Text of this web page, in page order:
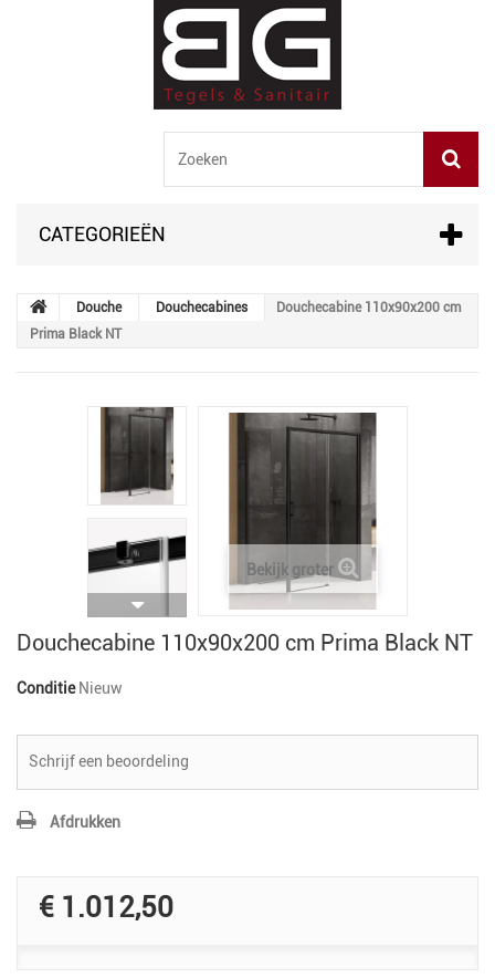
CATEGORIEËN
Douche Douchecabines
Douchecabine 110x90x200 cm
Prima Black NT
Bekijk groter
Douchecabine 110x90x200 cm Prima Black NT
Conditie Nieuw
Schrijf een beoordeling
Afdrukken
€ 1.012,50